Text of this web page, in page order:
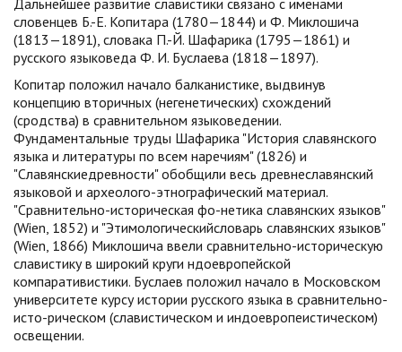
Дальнейшее развитие славистики связано с именами
словенцев Б.-Е. Копитара (1780—1844) и Ф. Миклошича
(1813—1891), словака П.-Й. Шафарика (1795—1861) и
русского языковеда Ф. И. Буслаева (1818—1897).
Копитар положил начало балканистике, выдвинув
концепцию вторичных (негенетических) схождений
(сродства) в сравнительном языковедении.
Фундаментальные труды Шафарика "История славянского
языка и литературы по всем наречиям" (1826) и
"Славянскиедревности" обобщили весь древнеславянский
языковой и археолого-этнографический материал.
"Сравнительно-историческая фо-нетика славянских языков"
(Wien, 1852) и "Этимологическийсловарь славянских языков"
(Wien, 1866) Миклошича ввели сравнительно-историческую
славистику в широкий круги ндоевропейской
компаративистики. Буслаев положил начало в Московском
университете курсу истории русского языка в сравнительно-
исто-рическом (славистическом и индоевропеистическом)
освещении.